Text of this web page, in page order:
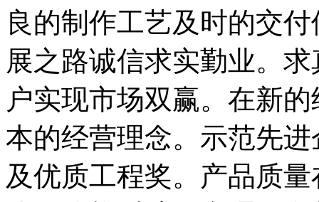
良的制作工艺及时的交
展之路诚信求实勤业。
户实现市场双赢。在新
本的经营理念。示范先
及优质工程奖。产品质